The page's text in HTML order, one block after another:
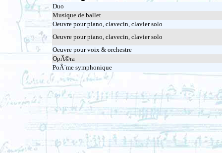
Duo
Musique de ballet
Oeuvre pour piano, clavecin, clavier solo
Oeuvre pour piano, clavecin, clavier solo
Oeuvre pour voix & orchestre
OpÃ©ra
PoÃ¨me symphonique